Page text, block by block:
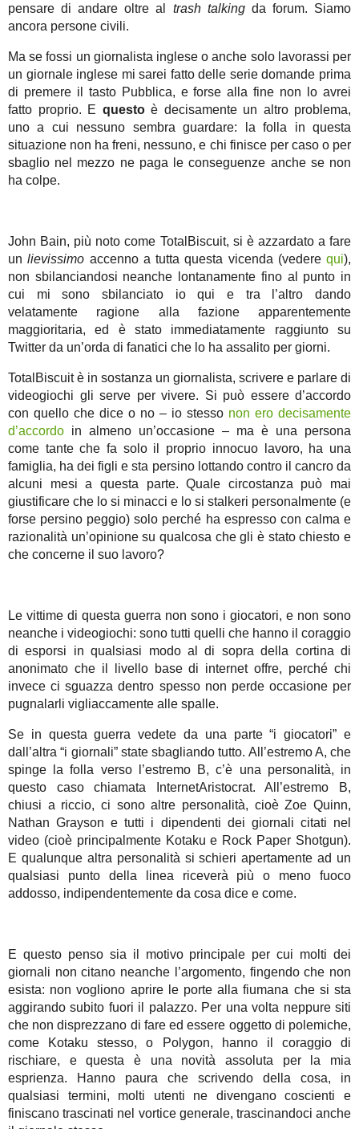
pensare di andare oltre al trash talkingda forum. Siamo
ancora persone civili.
Ma se fossi un giornalista inglese o anche solo lavorassi per
un giornale inglese mi sarei fatto delle serie domande prima
di premere il tasto Pubblica, e forse alla fine non lo avrei
fatto proprio. E questoè decisamente un altro problema,
uno a cui nessuno sembra guardare: la folla in questa
situazione non ha freni, nessuno, e chi finisce per caso o per
sbaglio nel mezzo ne paga le conseguenze anche se non
ha colpe.
John Bain, più noto come TotalBiscuit, si è azzardato a fare
unlievissimo accenno a tutta questa vicenda (vedere qui),
non sbilanciandosi neanche lontanamente fino al punto in
cui mi sono sbilanciato io qui e tra l’altro dando
velatamente ragione alla fazione apparentemente
maggioritaria, ed è stato immediatamente raggiunto su
Twitter da un’orda di fanatici che lo ha assalito per giorni.
TotalBiscuit è in sostanza un giornalista, scrivere e parlare di
videogiochi gli serve per vivere. Si può essere d’accordo
con quello che dice o no – io stesso non ero decisamente
d’accordo in almeno un’occasione – ma è una persona
come tante che fa solo il proprio innocuo lavoro, ha una
famiglia, ha dei figli e sta persino lottando contro il cancro da
alcuni mesi a questa parte. Quale circostanza può mai
giustificare che lo si minacci e lo si stalkeri personalmente (e
forse persino peggio) solo perché ha espresso con calma e
razionalità un’opinione su qualcosa che gli è stato chiesto e
che concerne il suo lavoro?
Le vittime di questa guerra non sono i giocatori, e non sono
neanche i videogiochi: sono tutti quelli che hanno il coraggio
di esporsi in qualsiasi modo al di sopra della cortina di
anonimato che il livello base di internet offre, perché chi
invece ci sguazza dentro spesso non perde occasione per
pugnalarli vigliaccamente alle spalle.
Se in questa guerra vedete da una parte “i giocatori” e
dall’altra “i giornali” state sbagliando tutto. All’estremo A, che
spinge la folla verso l’estremo B, c’è una personalità, in
questo caso chiamata InternetAristocrat. All’estremo B,
chiusi a riccio, ci sono altre personalità, cioè Zoe Quinn,
Nathan Grayson e tutti i dipendenti dei giornali citati nel
video (cioè principalmente Kotaku e Rock Paper Shotgun).
E qualunque altra personalità si schieri apertamente ad un
qualsiasi punto della linea riceverà più o meno fuoco
addosso, indipendentemente da cosa dice e come.
E questo penso sia il motivo principale per cui molti dei
giornali non citano neanche l’argomento, fingendo che non
esista: non vogliono aprire le porte alla fiumana che si sta
aggirando subito fuori il palazzo. Per una volta neppure siti
che non disprezzano di fare ed essere oggetto di polemiche,
come Kotaku stesso, o Polygon, hanno il coraggio di
rischiare, e questa è una novità assoluta per la mia
esprienza. Hanno paura che scrivendo della cosa, in
qualsiasi termini, molti utenti ne divengano coscienti e
finiscano trascinati nel vortice generale, trascinandoci anche